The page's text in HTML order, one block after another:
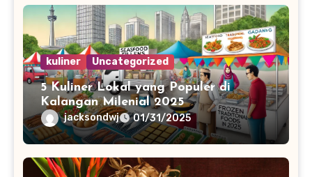
kuliner Uncategorized
5 Kuliner Lokal yang Populer di
Kalangan Milenial 2025
jacksondwj 01/31/2025